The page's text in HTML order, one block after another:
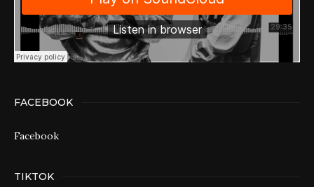
FACEBOOK
Facebook
TIKTOK